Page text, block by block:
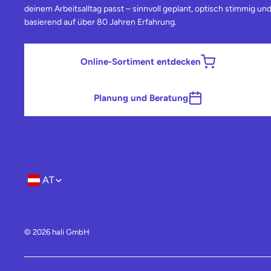
deinem Arbeitsalltag passt – sinnvoll geplant, optisch stimmig und
basierend auf über 80 Jahren Erfahrung.
Online-Sortiment entdecken
Planung und Beratung
Region- und Sprachwahl
AT
© 2026 hali GmbH